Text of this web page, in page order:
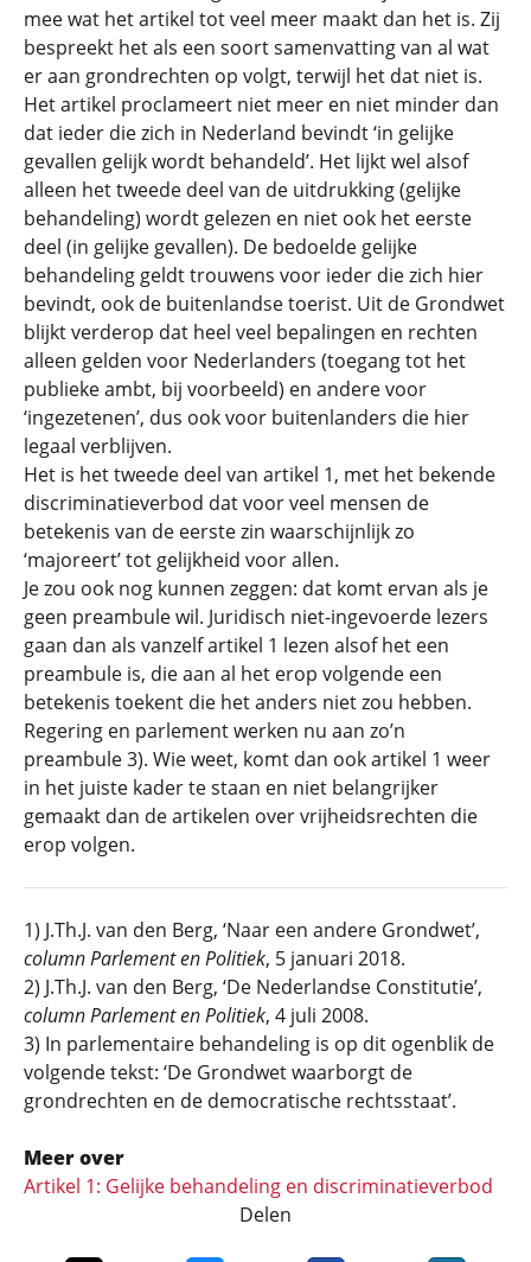
mee wat het artikel tot veel meer maakt dan het is. Zij
bespreekt het als een soort samenvatting van al wat
er aan grondrechten op volgt, terwijl het dat niet is.
Het artikel proclameert niet meer en niet minder dan
dat ieder die zich in Nederland bevindt ‘in gelijke
gevallen gelijk wordt behandeld’. Het lijkt wel alsof
alleen het tweede deel van de uitdrukking (gelijke
behandeling) wordt gelezen en niet ook het eerste
deel (in gelijke gevallen). De bedoelde gelijke
behandeling geldt trouwens voor ieder die zich hier
bevindt, ook de buitenlandse toerist. Uit de Grondwet
blijkt verderop dat heel veel bepalingen en rechten
alleen gelden voor Nederlanders (toegang tot het
publieke ambt, bij voorbeeld) en andere voor
‘ingezetenen’, dus ook voor buitenlanders die hier
legaal verblijven.
Het is het tweede deel van artikel 1, met het bekende
discriminatieverbod dat voor veel mensen de
betekenis van de eerste zin waarschijnlijk zo
‘majoreert’ tot gelijkheid voor allen.
Je zou ook nog kunnen zeggen: dat komt ervan als je
geen preambule wil. Juridisch niet-ingevoerde lezers
gaan dan als vanzelf artikel 1 lezen alsof het een
preambule is, die aan al het erop volgende een
betekenis toekent die het anders niet zou hebben.
Regering en parlement werken nu aan zo’n
preambule 3). Wie weet, komt dan ook artikel 1 weer
in het juiste kader te staan en niet belangrijker
gemaakt dan de artikelen over vrijheidsrechten die
erop volgen.
1) J.Th.J. van den Berg, ‘Naar een andere Grondwet’,
column Parlement en Politiek, 5 januari 2018.
2) J.Th.J. van den Berg, ‘De Nederlandse Constitutie’,
column Parlement en Politiek, 4 juli 2008.
3) In parlementaire behandeling is op dit ogenblik de
volgende tekst: ‘De Grondwet waarborgt de
grondrechten en de democratische rechtsstaat’.
Meer over
Artikel 1: Gelijke behandeling en discriminatieverbod
Delen